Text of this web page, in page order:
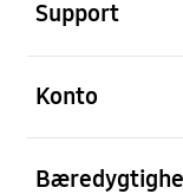
Support
Konto